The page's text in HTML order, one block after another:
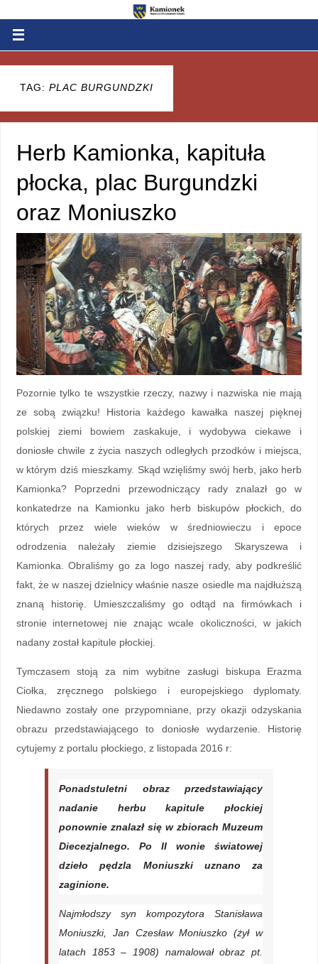
TAG: PLAC BURGUNDZKI
Herb Kamionka, kapituła
płocka, plac Burgundzki
oraz Moniuszko
Pozornie tylko te wszystkie rzeczy, nazwy i nazwiska nie mają
ze sobą związku! Historia każdego kawałka naszej pięknej
polskiej ziemi bowiem zaskakuje, i wydobywa ciekawe i
doniosłe chwile z życia naszych odległych przodków i miejsca,
w którym dziś mieszkamy. Skąd wzięliśmy swój herb, jako herb
Kamionka? Poprzedni przewodniczący rady znalazł go w
konkatedrze na Kamionku jako herb biskupów płockich, do
których przez wiele wieków w średniowieczu i epoce
odrodzenia należały ziemie dzisiejszego Skaryszewa i
Kamionka. Obraliśmy go za logo naszej rady, aby podkreślić
fakt, że w naszej dzielnicy właśnie nasze osiedle ma najdłuższą
znaną historię. Umieszczaliśmy go odtąd na firmówkach i
stronie internetowej nie znając wcale okoliczności, w jakich
nadany został kapitule płockiej.
Tymczasem stoją za nim wybitne zasługi biskupa Erazma
Ciołka, zręcznego polskiego i europejskiego dyplomaty.
Niedawno zostały one przypomniane, przy okazji odzyskania
obrazu przedstawiającego to doniosłe wydarzenie. Historię
cytujemy z portalu płockiego, z listopada 2016 r:
Ponadstuletni obraz przedstawiający
nadanie herbu kapitule płockiej
ponownie znalazł się w zbiorach Muzeum
Diecezjalnego. Po II wonie światowej
dzieło pędzla Moniuszki uznano za
zaginione.
Najmłodszy syn kompozytora Stanisława
Moniuszki, Jan Czesław Moniuszko (żył w
latach 1853 – 1908) namalował obraz pt.